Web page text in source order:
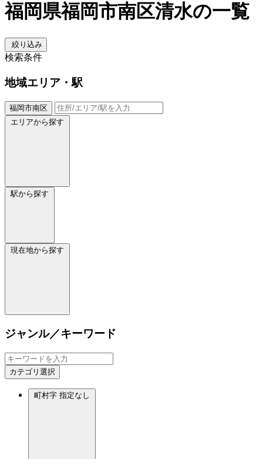
福岡県福岡市南区清水の一覧
絞り込み
検索条件
地域エリア・駅
福岡市南区
エリアから探す
駅から探す
現在地から探す
ジャンル／キーワード
カテゴリ選択
町村字 指定なし